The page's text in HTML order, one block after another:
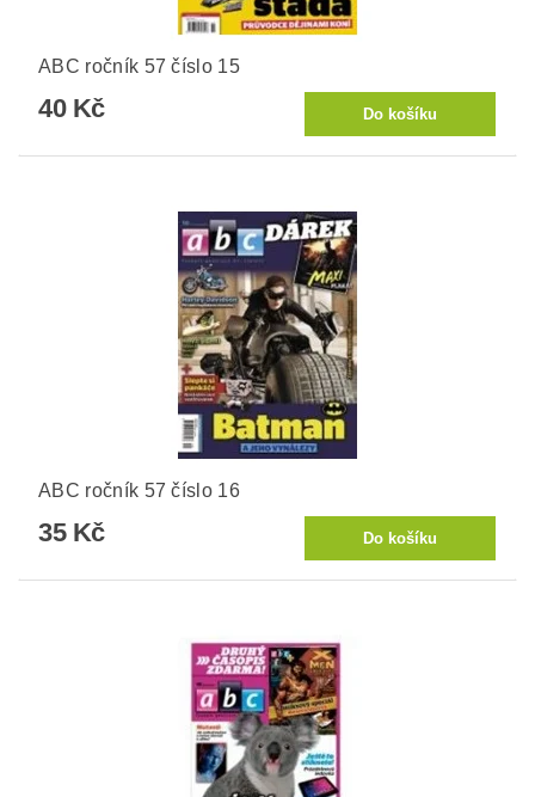
ABC ročník 57 číslo 15
40 Kč
ABC ročník 57 číslo 16
35 Kč